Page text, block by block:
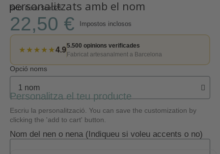
personalitzats amb el nom
SKU Porta Star025
22,50 € Impostos inclosos
★★★★★4.9
5.500 opinions verificades
Fabricat artesanalment a Barcelona
Opció noms
Personalitza el teu producte
Escriu la personalització. You can save the customization by
clicking the 'add to cart' button.
Nom del nen o nena (Indiqueu si voleu accents o no)